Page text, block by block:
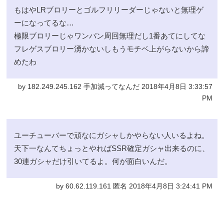
もはやLRブロリーとゴルフリリーダーじゃないと無理ゲ
ーになってるな…
極限ブロリーじゃワンパン周回無理だし1番あてにしてな
フレゲスブロリー湧かないしもうモチベ上がらないから諦
めたわ
by 182.249.245.162 手加減ってなんだ 2018年4月8日 3:33:57
PM
ユーチューバーで頑なにガシャしかやらない人いるよね。
天下一なんてちょっとやればSSR確定ガシャ出来るのに、
30連ガシャだけ引いてるよ。何が面白いんだ。
by 60.62.119.161 匿名 2018年4月8日 3:24:41 PM